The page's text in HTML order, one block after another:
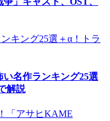
い名作ランキング25選
解説